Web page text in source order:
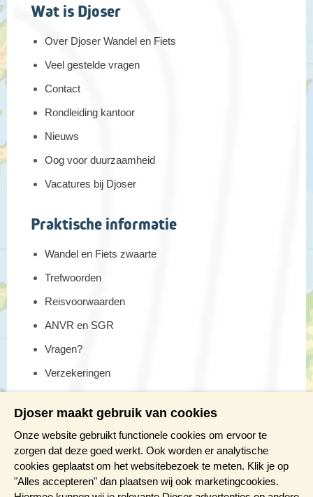
Wat is Djoser
Over Djoser Wandel en Fiets
Veel gestelde vragen
Contact
Rondleiding kantoor
Nieuws
Oog voor duurzaamheid
Vacatures bij Djoser
Praktische informatie
Wandel en Fiets zwaarte
Trefwoorden
Reisvoorwaarden
ANVR en SGR
Vragen?
Verzekeringen
Meer weten?
Brochure aanvragen
Presentaties en Infodagen
Djoser maakt gebruik van cookies
Onze website gebruikt functionele cookies om ervoor te
zorgen dat deze goed werkt. Ook worden er analytische
cookies geplaatst om het websitebezoek te meten. Klik je op
"Alles accepteren" dan plaatsen wij ook marketingcookies.